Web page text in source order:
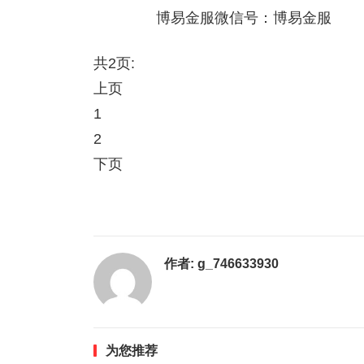
博易金服微信号：博易金服
共2页:
上页
1
2
下页
作者: g_746633930
为您推荐